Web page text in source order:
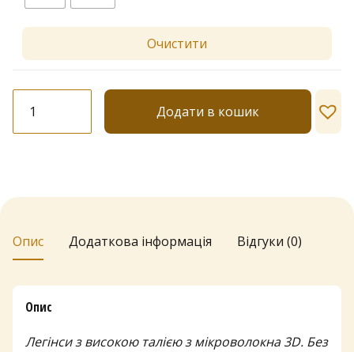
Очистити
Lores
"Favourite"
Додати в кошик
Опис Додаткова інформація Відгуки (0)
Опис
Легінси з високою талією з мікроволокна 3D. Без